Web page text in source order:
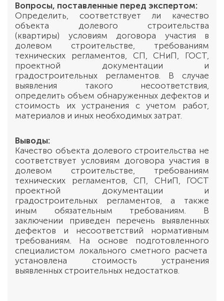
Вопросы, поставленные перед экспертом:
Определить, соответствует ли качество
объекта долевого строительства
(квартиры) условиям договора участия в
долевом строительстве, требованиям
технических регламентов, СП, СНиП, ГОСТ,
проектной документации и
градостроительных регламентов. В случае
выявления такого несоответствия,
определить объем обнаруженных дефектов и
стоимость их устранения с учетом работ,
материалов и иных необходимых затрат.
Выводы:
Качество объекта долевого строительства не
соответствует условиям договора участия в
долевом строительстве, требованиям
технических регламентов, СП, СНиП, ГОСТ
проектной документации и
градостроительных регламентов, а также
иным обязательным требованиям. В
заключении приведен перечень выявленных
дефектов и несоответствий нормативным
требованиям. На основе подготовленного
специалистом локального сметного расчета
установлена стоимость устранения
выявленных строительных недостатков.